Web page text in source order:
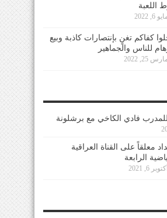
اللعبة
6, 2022
كفاكم تغنٍ بإنتصارات كاذبة وبيع
للناس والجماهير
25, 2022
فادي الكاخي مع برشلونة
معلقاً على القناة العراقية
الرابعة
أكتوبر 6, 2021